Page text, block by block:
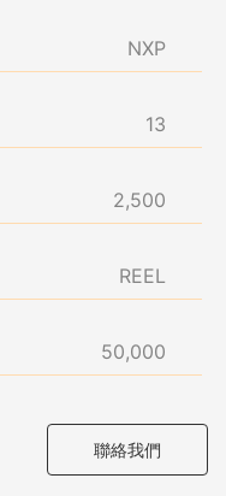
NXP
13
2,500
REEL
50,000
聯絡我們